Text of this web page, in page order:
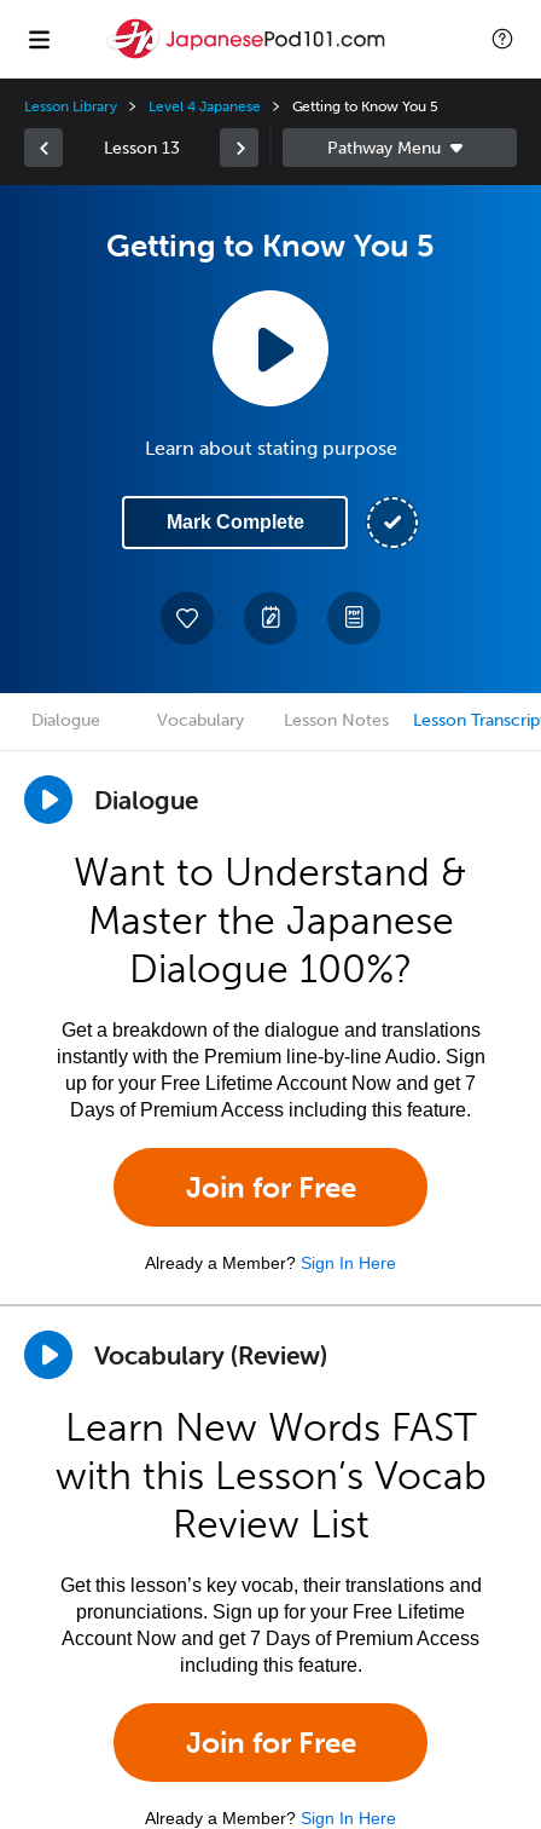
Lesson Library Level 4 Japanese Getting to Know You 5
Lesson 13
Getting to Know You 5
Learn about stating purpose
Mark Complete
Dialogue Vocabulary Lesson Notes Lesson
Dialogue
Want to Understand &
Master the Japanese
Dialogue 100%?
Get a breakdown of the dialogue and translations
instantly with the Premium line-by-line Audio. Sign
up for your Free Lifetime Account Now and get 7
Days of Premium Access including this feature.
Join for Free
Already a Member? Sign In Here
Vocabulary (Review)
Learn New Words FAST
with this Lesson’s Vocab
Review List
Get this lesson’s key vocab, their translations and
pronunciations. Sign up for your Free Lifetime
Account Now and get 7 Days of Premium Access
including this feature.
Join for Free
Already a Member? Sign In Here